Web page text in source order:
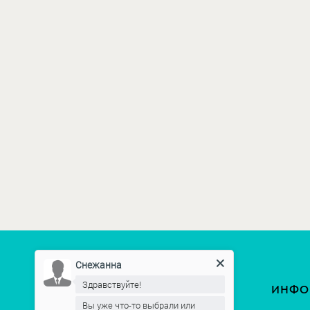
Снежанна
Здравствуйте!
Вы уже что-то выбрали или